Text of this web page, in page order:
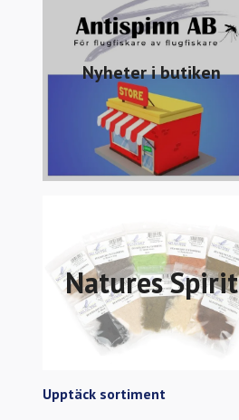
Nyheter i butiken
Natures Spirit
Upptäck sortiment